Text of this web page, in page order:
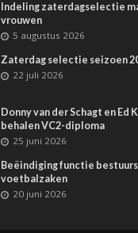
Indeling zaterdagselectie
vrouwen
5 augustus 2026
Zaterdag selectie seizoen
22 juli 2026
Donny van der Schagt en Ed
behalen VC2-diploma
25 juni 2026
Beëindiging functie
voetbalzaken
20 juni 2026